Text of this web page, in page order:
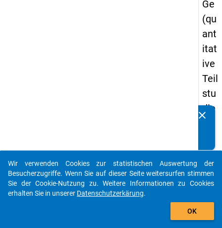
Ge
(qu
ant
itat
ive
Teil
stu
die
eit
e
We
Details
clear
auto_stories
add_shopping_cart
Wir verwenden Cookies zur statistischen Auswertung der
Besucherzugriffe. Wenn Sie auf dieser Seite weitersurfen stimmen
Sie der Cookie-Nutzung zu. Weitere Informationen zu Cookies
erhalten Sie in unserer Datenschutzerkärung.
OK